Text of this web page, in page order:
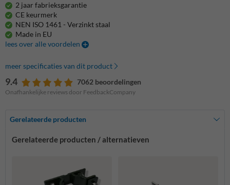
2 jaar fabrieksgarantie
CE keurmerk
NEN ISO 1461 - Verzinkt staal
Made in EU
lees over alle voordelen
meer specificaties van dit product
9.4 7062 beoordelingen
Onafhankelijke reviews door FeedbackCompany
Gerelateerde producten
Gerelateerde producten / alternatieven